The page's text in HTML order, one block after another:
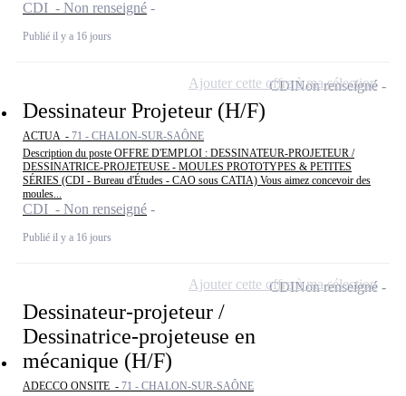
CDI - Non renseigné
Publié il y a 16 jours
Dessinateur Projeteur (H/F)
ACTUA - 71 - CHALON-SUR-SAÔNE
Description du poste OFFRE D'EMPLOI : DESSINATEUR-PROJETEUR /
DESSINATRICE-PROJETEUSE - MOULES PROTOTYPES & PETITES
SÉRIES (CDI - Bureau d'Études - CAO sous CATIA) Vous aimez concevoir des
moules...
CDI - Non renseigné
Publié il y a 16 jours
CDINon renseigné
Ajouter cette offre à ma sélection
Dessinateur-projeteur /
Dessinatrice-projeteuse en
mécanique (H/F)
ADECCO ONSITE - 71 - CHALON-SUR-SAÔNE
CDINon renseigné
Ajouter cette offre à ma sélection